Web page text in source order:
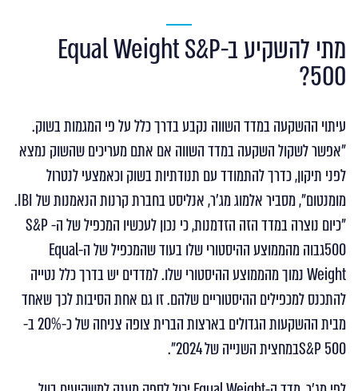
מתי להשקיע ב-Equal Weight S&P
500?
עיתוי ההשקעה במדד השווה נקבע בדרך כלל על פי המגמות בשוק.
"אפשר לשקול השקעה במדד השווה אם אתם מעריכים שהשוק נמצא
לפני תיקון, כדרך להתמודד עם תנודתיות בשוק וכאמצעי לנטרול
מומנטום", מסביר אלמוג מג'ר, אנליסט בחברת קרנות הנאמנות של IBI.
"כיום נוצרה במדד הזה הזדמנות, כי נכון לעכשיו המכפיל של ה- S&P
500גבוה מהממוצע ההיסטורי שלו בעוד שהמכפיל של ה-Equal
Weight נמוך מהממוצע ההיסטורי שלו. למדדים יש בדרך כלל נטייה
להתכנס למכפילים ההיסטוריים שלהם. זו גם אחת הסיבות לכך שאחד
מבית ההשקעות הגדולים בארצות הברית צופה צניחה של כ-20% ב-
S&P 500במחצית השנייה של 2024".